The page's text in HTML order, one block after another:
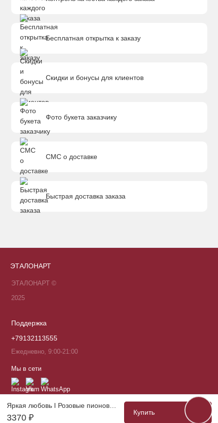
Яркая любовь I Розовые пионовидные розы 7 с эвкалиптом в оформлении
3370 ₽
Купить
Бесплатная открытка к заказу
Скидки и бонусы для клиентов
Фото букета заказчику
СМС о доставке
Быстрая доставка заказа
ЭТАЛОНАРТ
ЭТАЛОНАРТ ©
2025
Поддержка
+79132113555
Ежедневно, 9:00-21:00
Мы в сети